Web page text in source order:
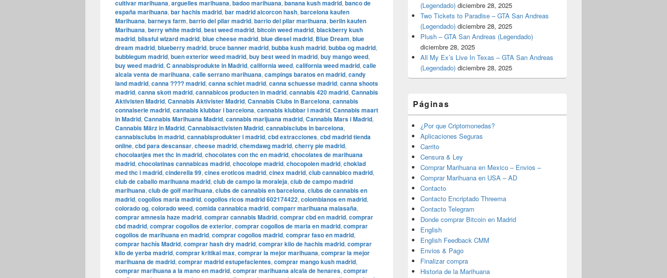
cultivar marihuana, arguelles marihuana, badoo marihuana, banana kush madrid, banco de
españa marihuana, bar hachis madrid, bar madrid alcorcon hash, barcelona kaufen
Marihuana, barneys farm, barrio del pilar madrid, barrio del pilar marihuana, berlin kaufen
Marihuana, berry white madrid, best weed madrid, bitcoin weed madrid, blackberry kush
madrid, blissful wizard madrid, blue cheese madrid, blue diesel madrid, Blue Dream, blue
dream madrid, blueberry madrid, bruce banner madrid, bubba kush madrid, bubba og madrid,
bubblegum madrid, buen exterior weed madrid, buy best weed in madrid, buy mango weed,
buy weed madrid, C annabisprodukte in Madrid, california weed, california weed madrid, calle
alcala venta de marihuana, calle serrano marihuana, campings baratos en madrid, candy
land madrid, canna ???? madrid, canna schiet madrid, canna schuesse madrid, canna shoots
madrid, canna skott madrid, cannabicos producten in madrid, cannabis 420 madrid, Cannabis
Aktivisten Madrid, Cannabis Aktivister Madrid, Cannabis Clubs in Barcelona, cannabis
connaiserie madrid, cannabis klubbar i barcelona, cannabis klubbar i madrid, Cannabis maart
in Madrid, Cannabis Marihuana Madrid, cannabis marijuana madrid, Cannabis Mars i Madrid,
Cannabis März in Madrid, Cannabisactivisten Madrid, cannabisclubs in barcelona,
cannabisclubs in madrid, cannabisprodukter i madrid, cbd extracciones, cbd madrid tienda
online, cbd para descansar, cheese madrid, chemdawg madrid, cherry pie madrid,
chocolaatjes met thc in madrid, chocolates con thc en madrid, chocolates de marihuana
madrid, chocolatinas cannabicas madrid, chocolope madrid, chocopolen madrid, choklad
med thc i madrid, cinderella 99, cines eroticos madrid, cinex madrid, club cannabico madrid,
club de caballo marihuana madrid, club de campo la moraleja, club de campo madrid
marihuana, club de golf marihuana, clubs de cannabis en barcelona, clubs de cannabis en
madrid, cogollos maria madrid, cogollos ricos madrid 602174422, colombianos en madrid,
colorado og, colorado weed, comida cannabica madrid, comparr marihuana malasaña,
comprar amnesia haze madrid, comprar cannabis Madrid, comprar cbd en madrid, comprar
cbd madrid, comprar cogollos de exterior, comprar cogollos de maria en madrid, comprar
cogollos de marihuana en madrid, comprar cogollos madrid, comprar faso en madrid,
comprar hachís Madrid, comprar hash dry madrid, comprar kilo de hachis madrid, comprar
kilo de yerba madrid, comprar kritikal max, comprar la mejor marihuana, comprar la mejor
marihuana de madrid, comprar madrid estupefacientes, comprar mango kush madrid,
comprar marihuana a la mano en madrid, comprar marihuana alcala de henares, comprar
(Legendado) diciembre 28, 2025
Two Tickets to Paradise – GTA San Andreas
(Legendado) diciembre 28, 2025
Plush – GTA San Andreas (Legendado)
diciembre 28, 2025
All My Ex’s Live In Texas – GTA San Andreas
(Legendado) diciembre 28, 2025
Páginas
¿Por que Criptomonedas?
Aplicaciones Seguras
Carrito
Censura & Ley
Comprar Marihuana en Mexico – Envios –
Comprar Marihuana en USA – AD
Contacto
Contacto Encriptado Threema
Contacto Telegram
Donde comprar Bitcoin en Madrid
English
English Feedback CMM
Envios & Pago
Finalizar compra
Historia de la Marihuana